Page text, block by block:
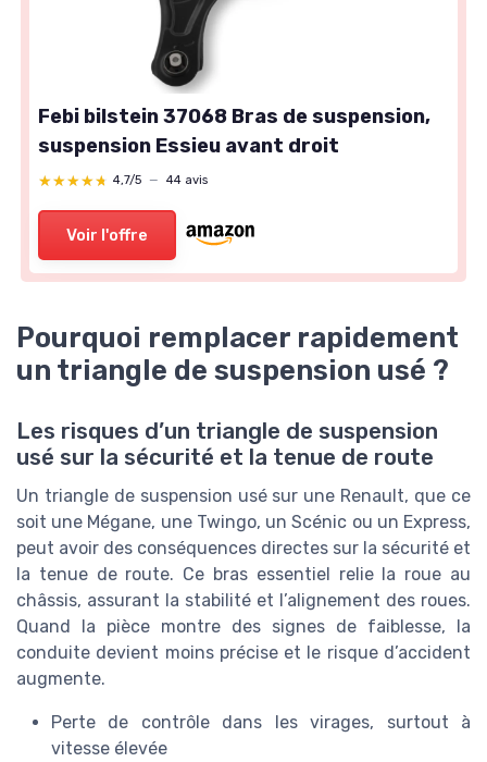
Febi bilstein 37068 Bras de suspension,
suspension Essieu avant droit
★★★★★
★★★★★ 4,7/5 — 44 avis
Voir l'offre
Pourquoi remplacer rapidement
un triangle de suspension usé ?
Les risques d’un triangle de suspension
usé sur la sécurité et la tenue de route
Un triangle de suspension usé sur une Renault, que ce
soit une Mégane, une Twingo, un Scénic ou un Express,
peut avoir des conséquences directes sur la sécurité et
la tenue de route. Ce bras essentiel relie la roue au
châssis, assurant la stabilité et l’alignement des roues.
Quand la pièce montre des signes de faiblesse, la
conduite devient moins précise et le risque d’accident
augmente.
Perte de contrôle dans les virages, surtout à
vitesse élevée